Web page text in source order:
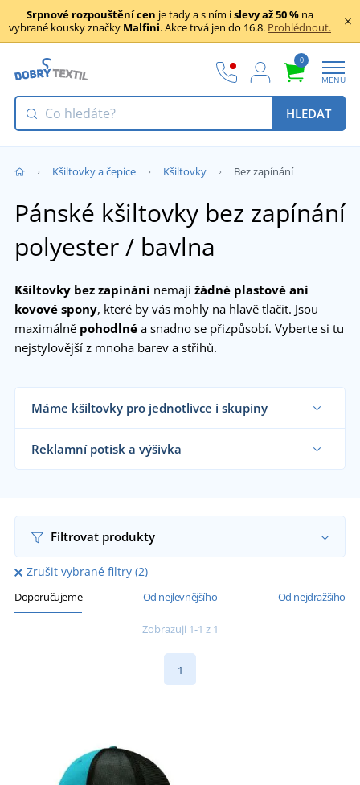
Srpnové rozpouštění cen je tady a s ním islevy až 50 % na
vybrané kousky značky Malfini. Akce trvá jen do 16.8. Prohlédnout.
0
MENU
HLEDAT
Kšiltovky a čepice Kšiltovky Bez zapínání
Pánské kšiltovky bez zapínání
polyester / bavlna
Kšiltovky bez zapínání nemají žádné plastové ani
kovové spony, které by vás mohly na hlavě tlačit. Jsou
maximálně pohodlné a snadno se přizpůsobí. Vyberte si tu
nejstylovější z mnoha barev a střihů.
Máme kšiltovky pro jednotlivce i skupiny
Dodáváme kšiltovky reklamním agenturám,
firmám, školám, sportovním klubům i koncovým
zákazníkům již od 1 kusu.
Chci vědět více
Reklamní potisk a výšivka
Filtrovat produkty
Zrušit vybrané filtry (2)
Doporučujeme Od nejlevnějšího Od nejdražšího
Zobrazuji 1-1 z 1
1